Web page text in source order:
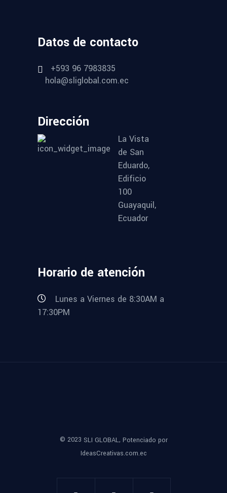
Datos de contacto
+593 96 7983835
hola@sliglobal.com.ec
Dirección
La Vista
de San
Eduardo,
Edificio
100
Guayaquil,
Ecuador
Horario de atención
Lunes a Viernes de 8:30AM a
17:30PM
© 2023 SLI GLOBAL, Potenciado por
IdeasCreativas.com.ec